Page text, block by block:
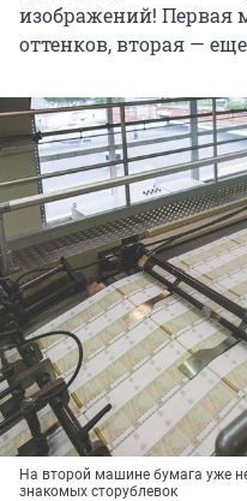
изображений! Первая
оттенков, вторая —
На второй машине бумага уже
знакомых сторублевок